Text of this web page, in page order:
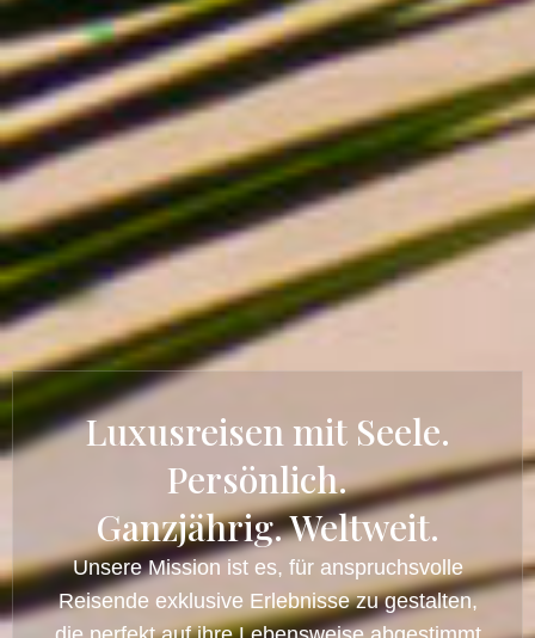
Luxusreisen mit Seele.
Persönlich.
Ganzjährig. Weltweit.
Unsere Mission ist es, für anspruchsvolle
Reisende exklusive Erlebnisse zu gestalten,